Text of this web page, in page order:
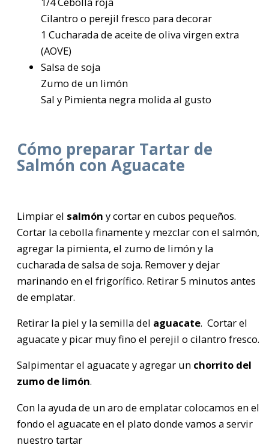
Cilantro o perejil fresco para decorar
1 Cucharada de aceite de oliva virgen extra
(AOVE)
Salsa de soja
Zumo de un limón
Sal y Pimienta negra molida al gusto
Cómo preparar Tartar de
Salmón con Aguacate
Limpiar el salmón y cortar en cubos pequeños.
Cortar la cebolla finamente y mezclar con el salmón,
agregar la pimienta, el zumo de limón y la
cucharada de salsa de soja. Remover y dejar
marinando en el frigorífico. Retirar 5 minutos antes
de emplatar.
Retirar la piel y la semilla del aguacate. Cortar el
aguacate y picar muy fino el perejil o cilantro fresco.
Salpimentar el aguacate y agregar un chorrito del
zumo de limón.
Con la ayuda de un aro de emplatar colocamos en el
fondo el aguacate en el plato donde vamos a servir
nuestro tartar